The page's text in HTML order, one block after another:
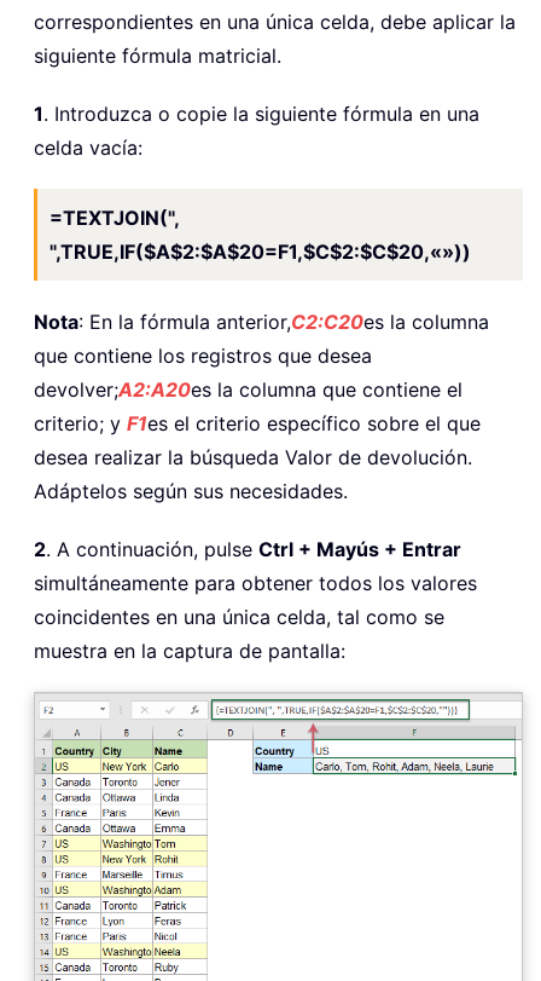
correspondientes en una única celda, debe aplicar la
siguiente fórmula matricial.
1. Introduzca o copie la siguiente fórmula en una
celda vacía:
=TEXTJOIN(",
",TRUE,IF($A$2:$A$20=F1,$C$2:$C$20,«»))
Nota: En la fórmula anterior,C2:C20es la columna
que contiene los registros que desea
devolver;A2:A20es la columna que contiene el
criterio; y F1es el criterio específico sobre el que
desea realizar la búsqueda Valor de devolución.
Adáptelos según sus necesidades.
2. A continuación, pulse Ctrl + Mayús + Entrar
simultáneamente para obtener todos los valores
coincidentes en una única celda, tal como se
muestra en la captura de pantalla: